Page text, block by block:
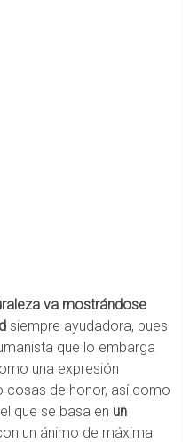
va mostrándose
siempre ayudadora, pues
que lo embarga
una expresión
cosas de honor, así como
que se basa en un
un ánimo de máxima